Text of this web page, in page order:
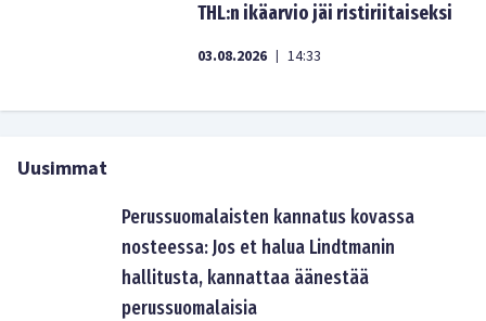
THL:n ikäarvio jäi ristiriitaiseksi
03.08.2026 | 14:33
Uusimmat
Perussuomalaisten kannatus kovassa
nosteessa: Jos et halua Lindtmanin
hallitusta, kannattaa äänestää
perussuomalaisia